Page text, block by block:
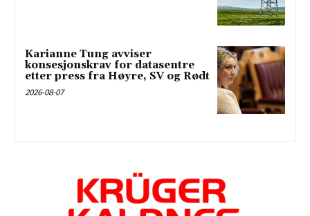
Karianne Tung avviser
konsesjonskrav for datasentre
etter press fra Høyre, SV og Rødt
2026-08-07